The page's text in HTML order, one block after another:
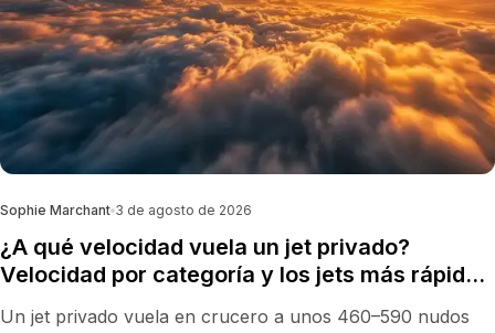
Sophie Marchant 3 de agosto de 2026
¿A qué velocidad vuela un jet privado?
Velocidad por categoría y los jets más rápidos
Un jet privado vuela en crucero a unos 460–590 nudos